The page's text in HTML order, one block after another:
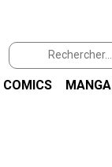
COMICS MANGA